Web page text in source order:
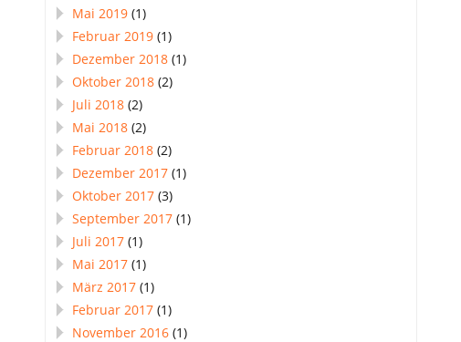
Mai 2019 (1)
Februar 2019 (1)
Dezember 2018 (1)
Oktober 2018 (2)
Juli 2018 (2)
Mai 2018 (2)
Februar 2018 (2)
Dezember 2017 (1)
Oktober 2017 (3)
September 2017 (1)
Juli 2017 (1)
Mai 2017 (1)
März 2017 (1)
Februar 2017 (1)
November 2016 (1)